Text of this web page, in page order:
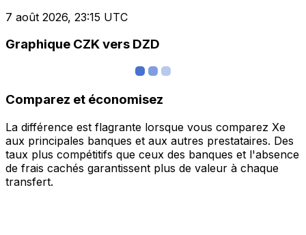
7 août 2026, 23:15 UTC
Graphique CZK vers DZD
Comparez et économisez
La différence est flagrante lorsque vous comparez Xe
aux principales banques et aux autres prestataires. Des
taux plus compétitifs que ceux des banques et l'absence
de frais cachés garantissent plus de valeur à chaque
transfert.